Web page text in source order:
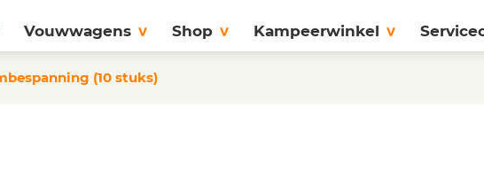
Vouwwagens Shop Kampeerwinkel
(10 stuks)